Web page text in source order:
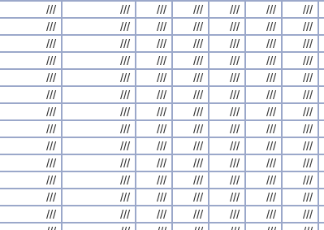
/// /// /// /// /// /// ///
/// /// /// /// /// /// ///
/// /// /// /// /// /// ///
/// /// /// /// /// /// ///
/// /// /// /// /// /// ///
/// /// /// /// /// /// ///
/// /// /// /// /// /// ///
/// /// /// /// /// /// ///
/// /// /// /// /// /// ///
/// /// /// /// /// /// ///
/// /// /// /// /// /// ///
/// /// /// /// /// /// ///
/// /// /// /// /// /// ///